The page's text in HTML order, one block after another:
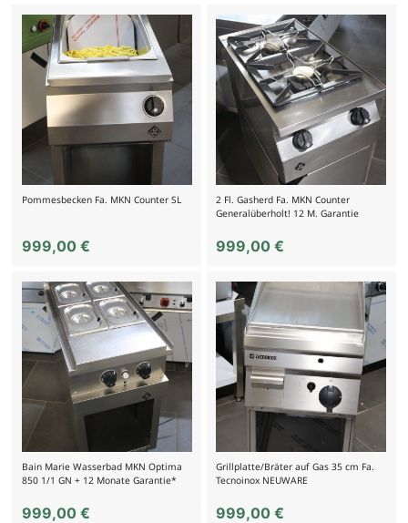
Pommesbecken Fa. MKN Counter SL
999,00 €
2 Fl. Gasherd Fa. MKN Counter
Generalüberholt! 12 M. Garantie
999,00€
Bain Marie Wasserbad MKN Optima
850 1/1 GN + 12 Monate Garantie*
999,00 €
Grillplatte/Bräter auf Gas 35 cm Fa.
Tecnoinox NEUWARE
999,00€